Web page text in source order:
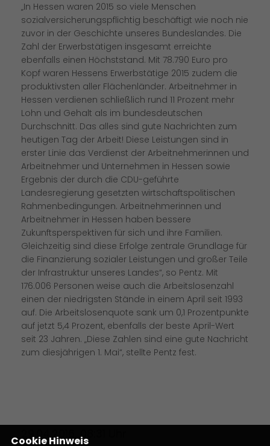
In Hessen waren 2015 so viele Menschen
sozialversicherungspflichtig beschäftigt wie noch nie
zuvor in der Geschichte unseres Bundeslandes. Die
Zahl der Erwerbstätigen insgesamt erreichte
ebenfalls einen Höchststand. Mit 78.790 Euro pro
Kopf waren Hessens Erwerbstätige 2015 zudem die
produktivsten aller Flächenländer. Arbeitnehmer in
Hessen verdienen schließlich rund 11 Prozent mehr
Lohn und Gehalt als im bundesdeutschen
Durchschnitt. Das alles sind gute Nachrichten zum
heutigen Tag der Arbeit! Diese Leistungen sind in
erster Linie das Verdienst der Arbeitnehmerinnen und
Arbeitnehmer und Unternehmen in Hessen sowie
Ergebnis der durch die CDU-geführte
Landesregierung gesetzten wirtschaftspolitischen
Rahmenbedingungen. Arbeitnehmerinnen und
Arbeitnehmer in Hessen haben bessere
Zukunftsperspektiven für sich und ihre Familien.
Gleichzeitig sind diese Erfolge zentrale Grundlage für
die Finanzierung sozialer Leistungen und großer Teile
der Infrastruktur unseres Landes“, so Pentz. Mit
176.006 Personen weise auch die Arbeitslosenzahl
einen der niedrigsten Stände in einem April seit 1993
auf. Die Arbeitslosenquote sank um 0,1 Prozentpunkte
auf jetzt 5,4 Prozent, ebenfalls der beste April-Wert
seit 23 Jahren. „Diese Zahlen sind eine gute Nachricht
zum diesjährigen 1. Mai“, stellte Pentz fest.
29.04.2016, 08:31 Uhr
Cookie Hinweis